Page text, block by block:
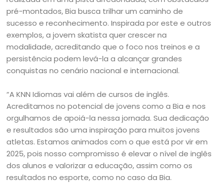
pré-montados, Bia busca trilhar um caminho de
sucesso e reconhecimento. Inspirada por este e outros
exemplos, a jovem skatista quer crescer na
modalidade, acreditando que o foco nos treinos e a
persistência podem levá-la a alcançar grandes
conquistas no cenário nacional e internacional.
“A KNN Idiomas vai além de cursos de inglês.
Acreditamos no potencial de jovens como a Bia e nos
orgulhamos de apoiá-la nessa jornada. Sua dedicação
e resultados são uma inspiração para muitos jovens
atletas. Estamos animados com o que está por vir em
2025, pois nosso compromisso é elevar o nível de inglês
dos alunos e valorizar a educação, assim como os
resultados no esporte, como no caso da Bia.